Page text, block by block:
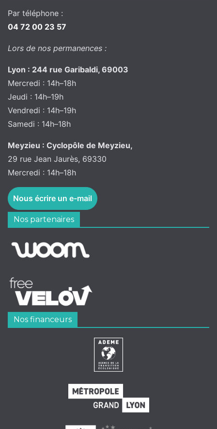
Par téléphone :
04 72 00 23 57
Lors de nos permanences :
Lyon : 244 rue Garibaldi, 69003
Mercredi : 14h–18h
Jeudi : 14h–19h
Vendredi : 14h–19h
Samedi : 14h–18h
Meyzieu : Cyclopôle de Meyzieu,
29 rue Jean Jaurès, 69330
Mercredi : 14h–18h
Nous écrire un e-mail
Nos partenaires
Nos financeurs